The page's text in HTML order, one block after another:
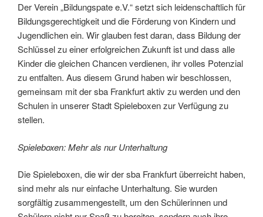
Der Verein „Bildungspate e.V.“ setzt sich leidenschaftlich für
Bildungsgerechtigkeit und die Förderung von Kindern und
Jugendlichen ein. Wir glauben fest daran, dass Bildung der
Schlüssel zu einer erfolgreichen Zukunft ist und dass alle
Kinder die gleichen Chancen verdienen, ihr volles Potenzial
zu entfalten. Aus diesem Grund haben wir beschlossen,
gemeinsam mit der sba Frankfurt aktiv zu werden und den
Schulen in unserer Stadt Spieleboxen zur Verfügung zu
stellen.
Spieleboxen: Mehr als nur Unterhaltung
Die Spieleboxen, die wir der sba Frankfurt überreicht haben,
sind mehr als nur einfache Unterhaltung. Sie wurden
sorgfältig zusammengestellt, um den Schülerinnen und